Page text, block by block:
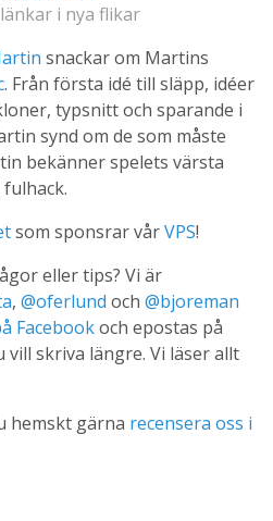
i nya flikar
snackar om Martins
. Från första idé till släpp, idéer
typsnitt och sparande i
synd om de som måste
bekänner spelets värsta
som sponsrar vårVPS!
eller tips? Vi är
, @oferlund och @bjoreman
Facebookoch epostas på
vill skriva längre. Vi läser allt
hemskt gärna recensera oss i